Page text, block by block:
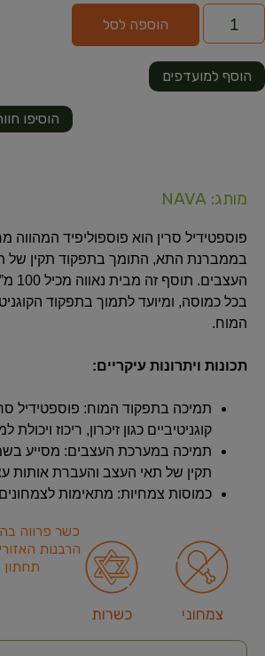
הוספה לסל
הוסיפו
הוסף למועדפים
מותג: NAVA
פוספטידיל סרין הוא פוספוליפיד המהווה
בממברנת התא, התומך בתפקוד תקין של
בכל כמוסה, ומיועד לתמוך בתפקוד
המוח.
תכונות ויתרונות עיקריים:
תמיכה בתפקוד המוח: פוספטידיל
קוגניטיביים כגון זיכרון, ריכוז ויכולת
תמיכה במערכת העצבים: מסייע
תקין של תאי העצב והעברת אותות
כמוסות צמחיות: מתאימות לצמחונים
צמחוני כשרות
כשר פרווה
הרבנות
תחתון